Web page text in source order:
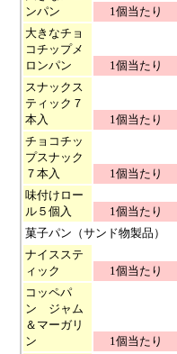
ンパン
1個当たり
大きなチョ
コチップメ
ロンパン
1個当たり
スナックス
ティック７
本入
1個当たり
チョコチッ
プスナック
７本入
1個当たり
味付けロー
ル５個入
1個当たり
菓子パン（サンド物製品）
ナイスステ
ィック
1個当たり
コッペパ
ン ジャム
＆マーガリ
ン
1個当たり